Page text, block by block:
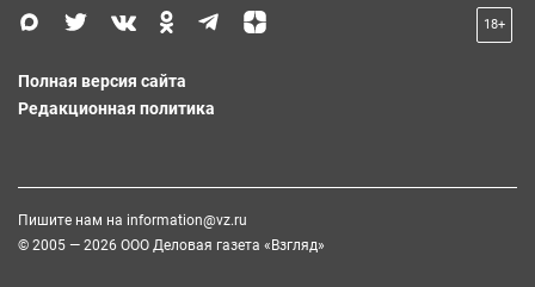
18+
Полная версия сайта
Редакционная политика
Пишите нам на information@vz.ru
© 2005 — 2026 ООО Деловая газета «Взгляд»